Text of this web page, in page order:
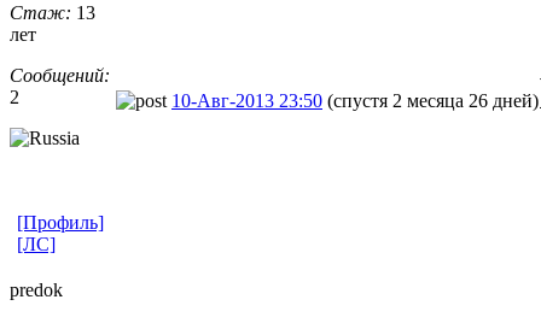
Стаж: 13
лет
Сообщений:
2
10-Авг-2013 23:50 (спустя 2 месяца 26 дней)
[Профиль]
[ЛС]
predok